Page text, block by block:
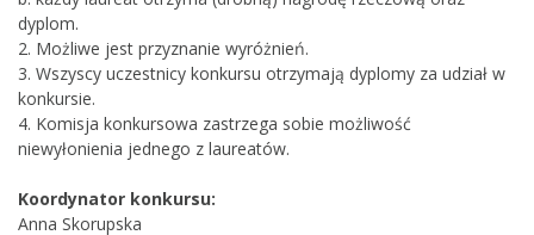
dyplom.
2. Możliwe jest przyznanie wyróżnień.
3. Wszyscy uczestnicy konkursu otrzymają dyplomy za udział w
konkursie.
4. Komisja konkursowa zastrzega sobie możliwość
niewyłonienia jednego z laureatów.
Koordynator konkursu:
Anna Skorupska